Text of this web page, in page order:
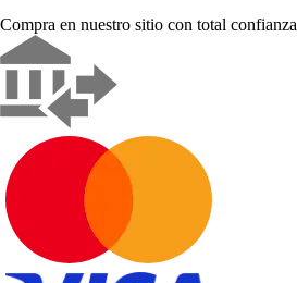
Compra en nuestro sitio con total confianza